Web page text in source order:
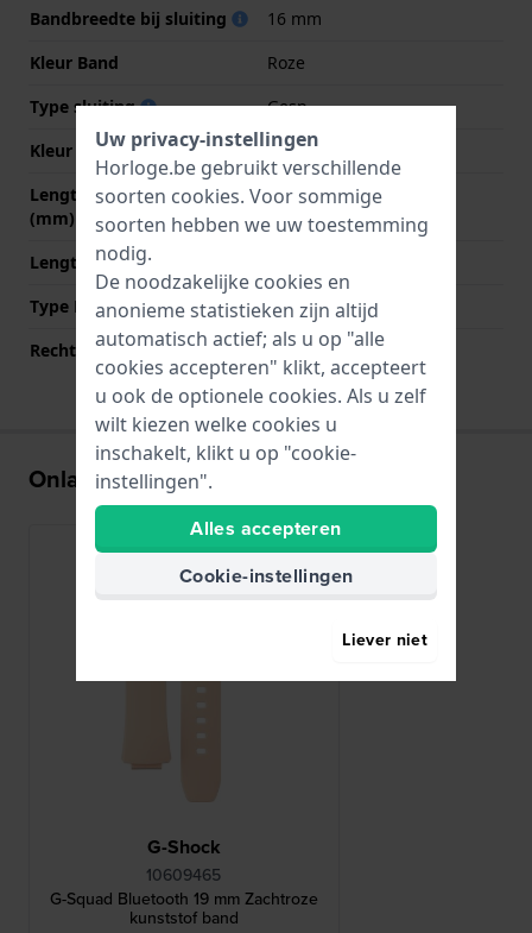
Bandbreedte bij sluiting
16 mm
Kleur Band
Roze
Type sluiting
Gesp
Kleur sluiting
Grijs
Lengte band op 12 uur
(mm)
65 mm
Lengte band op 6 uur (mm)
Type Bevestiging
Bandpennen
Rechte aanzet
Nee
Onlangs bekeken
G-Shock
10609465
G-Squad Bluetooth 19 mm Zachtroze
kunststof band
Uw privacy-instellingen
Horloge.be gebruikt verschillende
soorten cookies. Voor sommige
soorten hebben we uw toestemming
nodig.
De noodzakelijke cookies en
anonieme statistieken zijn altijd
automatisch actief; als u op "alle
cookies accepteren" klikt, accepteert
u ook de optionele cookies. Als u zelf
wilt kiezen welke cookies u
inschakelt, klikt u op "cookie-
instellingen".
Alles accepteren
Cookie-instellingen
Liever niet